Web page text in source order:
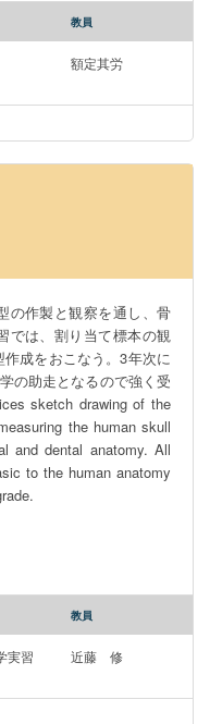
教員
額定其労
の作製と観察を通し、骨
では、割り当て標本の観
成をおこなう。3年次に
の助走となるので強く受
sketch drawing of the
the human skull
and dental anatomy. All
to the human anatomy
教員
実習 近藤 修